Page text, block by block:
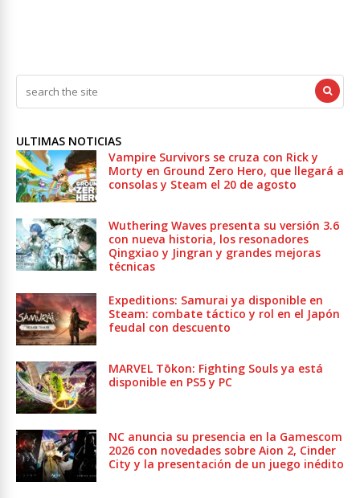
ULTIMAS NOTICIAS
Vampire Survivors se cruza con Rick y
Morty en Ground Zero Hero, que llegará a
consolas y Steam el 20 de agosto
Wuthering Waves presenta su versión 3.6
con nueva historia, los resonadores
Qingxiao y Jingran y grandes mejoras
técnicas
Expeditions: Samurai ya disponible en
Steam: combate táctico y rol en el Japón
feudal con descuento
MARVEL Tōkon: Fighting Souls ya está
disponible en PS5 y PC
NC anuncia su presencia en la Gamescom
2026 con novedades sobre Aion 2, Cinder
City y la presentación de un juego inédito